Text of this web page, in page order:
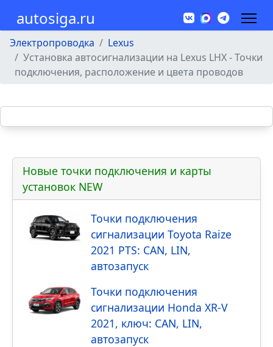
autosiga.ru
Электропроводка
Lexus
Установка автосигнализации на Lexus LHX - Точки
подключения, расположение и цвета проводов
Новые точки подключения и карты
установок NEW
Точки подключения
сигнализации Toyota Raize
2021 PTS: CAN, LIN,
автозапуск
Точки подключения
сигнализации Honda XR-V
2021, ключ: CAN, LIN,
автозапуск